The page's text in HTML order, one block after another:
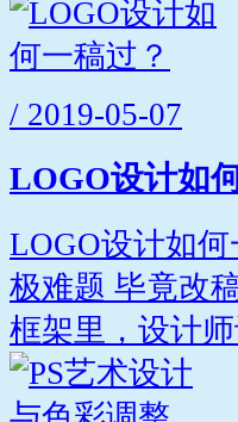
/ 2019-05-07
LOGO设计如
LOGO设计如
极难题 毕竟改
框架里，设计